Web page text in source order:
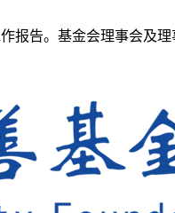
告。基金会理事会及